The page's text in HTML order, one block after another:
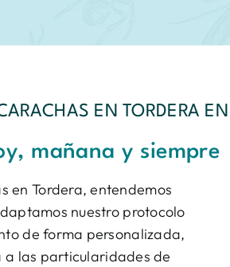
EN TORDERA
mañana y siempre
en Tordera, entendemos
nuestro protocolo
de forma personalizada,
a las particularidades de